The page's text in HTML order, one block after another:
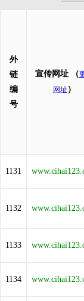
外
链
编
号
宣传网址 （
网址 ）
1131
1132
1133
1134